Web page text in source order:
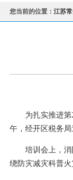
您当前的位置： 江苏
为扎实推进
午，经开区税务
培训会上，
绕防灾减灾科普